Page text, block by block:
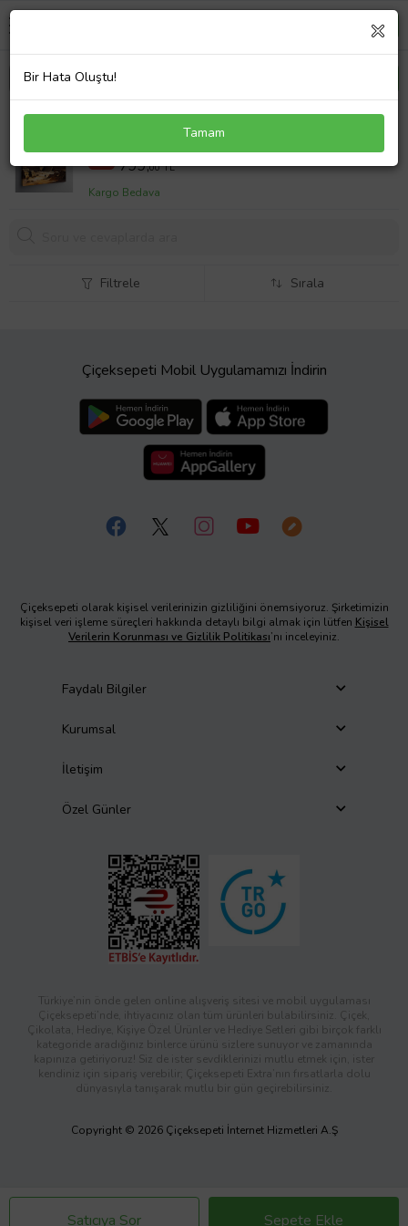
Kanvas Tablo Mısır Piramidi
%20 1000,00 TL
799,00 TL
Kargo Bedava
Satıcıya Sor Sepete Ekle
Filtrele Sırala
Çiçeksepeti Mobil Uygulamamızı İndirin
Çiçeksepeti olarak kişisel verilerinizin gizliliğini önemsiyoruz. Şirketimizin
kişisel veri işleme süreçleri hakkında detaylı bilgi almak için lütfen Kişisel
Verilerin Korunması ve Gizlilik Politikası’nı inceleyiniz.
Faydalı Bilgiler
Kurumsal
İletişim
Özel Günler
Türkiye’nin önde gelen online alışveriş sitesi ve mobil uygulaması
Çiçeksepeti’nde, ihtiyacınız olan tüm ürünleri bulabilirsiniz. Çiçek,
Çikolata, Hediye, Kişiye Özel Ürünler ve Hediye Setleri gibi birçok farklı
kategoride aradığınız binlerce ürünü sizlere sunuyor ve zamanında
kapınıza getiriyoruz! Siz de ister sevdiklerinizi mutlu etmek için, ister
kendiniz için sipariş verebilir; Çiçeksepeti Extra’nın fırsatlarla dolu
dünyasıyla tanışarak mutlu bir gün geçirebilirsiniz.
Copyright © 2026 Çiçeksepeti İnternet Hizmetleri A.Ş
Bir Hata Oluştu!
Tamam